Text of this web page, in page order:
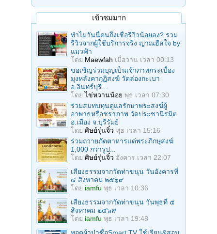
เข้าชมมาก
ทำไมวันนี้คนถึงเชื่อรีวิวน้อยลง? รวม
รีวิวจากผู้ใช้บริการจริง ญาณฮีลใจ by
แมวฟ้า
โดย Maewfah เมื่อวาน เวลา 00:13
ขอเชิญร่วมบุญเป็นเจ้าภาพกระเบื้อง
มุงหลังคากุฏิสงฆ์ วัดล่องกะเบา
อ.อินทร์บุรี...
โดยไข่หวานน้อย พุธ เวลา 07:30
ร่วมสมทบทุนดูแลรักษาพระสงฆ์ผู้
อาพาธหรือชราภาพ วัดประชานิรมิต
อ.เมือง จ.บุรีรัมย์
โดย ศิษย์รุ่นจิ๋ว พุธ เวลา 15:16
ร่วมถวายภัตตาหารแด่พระภิกษุสงฆ์
1,000 กว่ารูป...
โดย ศิษย์รุ่นจิ๋ว อังคาร เวลา 22:07
เสียงธรรมจากวัดท่าขนุน วันอังคารที่
๔ สิงหาคม ๒๕๖๙
โดย iamfu พุธ เวลา 10:36
เสียงธรรมจากวัดท่าขนุน วันพุธที่ ๕
สิงหาคม ๒๕๖๙
โดย iamfu พุธ เวลา 19:48